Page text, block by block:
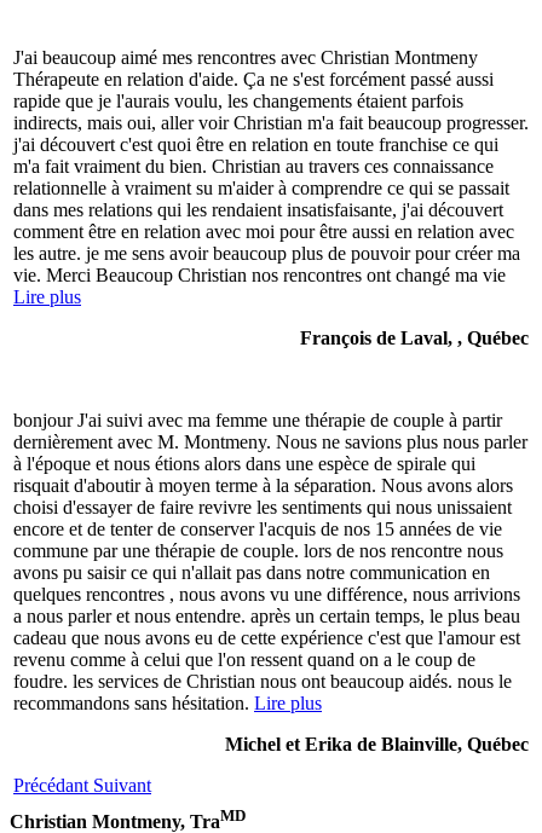
J'ai beaucoup aimé mes rencontres avec Christian Montmeny
Thérapeute en relation d'aide. Ça ne s'est forcément passé aussi
rapide que je l'aurais voulu, les changements étaient parfois
indirects, mais oui, aller voir Christian m'a fait beaucoup progresser.
j'ai découvert c'est quoi être en relation en toute franchise ce qui
m'a fait vraiment du bien. Christian au travers ces connaissance
relationnelle à vraiment su m'aider à comprendre ce qui se passait
dans mes relations qui les rendaient insatisfaisante, j'ai découvert
comment être en relation avec moi pour être aussi en relation avec
les autre. je me sens avoir beaucoup plus de pouvoir pour créer ma
vie. Merci Beaucoup Christian nos rencontres ont changé ma vie
Lire plus
François de Laval, , Québec
bonjour J'ai suivi avec ma femme une thérapie de couple à partir
dernièrement avec M. Montmeny. Nous ne savions plus nous parler
à l'époque et nous étions alors dans une espèce de spirale qui
risquait d'aboutir à moyen terme à la séparation. Nous avons alors
choisi d'essayer de faire revivre les sentiments qui nous unissaient
encore et de tenter de conserver l'acquis de nos 15 années de vie
commune par une thérapie de couple. lors de nos rencontre nous
avons pu saisir ce qui n'allait pas dans notre communication en
quelques rencontres , nous avons vu une différence, nous arrivions
a nous parler et nous entendre. après un certain temps, le plus beau
cadeau que nous avons eu de cette expérience c'est que l'amour est
revenu comme à celui que l'on ressent quand on a le coup de
foudre. les services de Christian nous ont beaucoup aidés. nous le
recommandons sans hésitation. Lire plus
Michel et Erika de Blainville, Québec
Précédant Suivant
Christian Montmeny, TraMD